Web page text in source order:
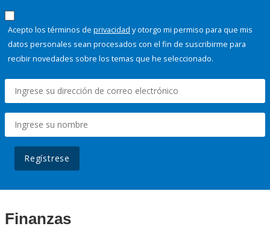
Acepto los términos de privacidad y otorgo mi permiso para que mis
datos personales sean procesados con el fin de suscribirme para
recibir novedades sobre los temas que he seleccionado.
Regístrese
Finanzas